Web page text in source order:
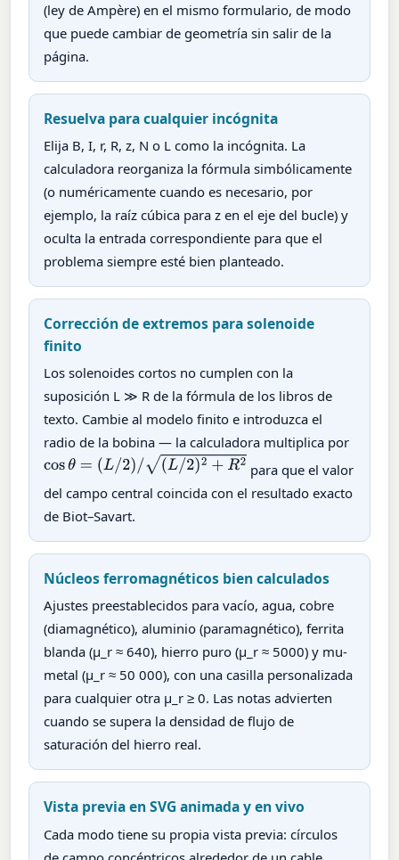
(ley de Ampère) en el mismo formulario, de modo
que puede cambiar de geometría sin salir de la
página.
Resuelva para cualquier incógnita
Elija B, I, r, R, z, N o L como la incógnita. La
calculadora reorganiza la fórmula simbólicamente
(o numéricamente cuando es necesario, por
ejemplo, la raíz cúbica para z en el eje del bucle) y
oculta la entrada correspondiente para que el
problema siempre esté bien planteado.
Corrección de extremos para solenoide
finito
Los solenoides cortos no cumplen con la
suposición L ≫ R de la fórmula de los libros de
texto. Cambie al modelo finito e introduzca el
radio de la bobina — la calculadora multiplica por
cosθ=(L/ 2)/(L/2 )2+R2
para que el valor
del campo central coincida con el resultado exacto
de Biot–Savart.
Núcleos ferromagnéticos bien calculados
Ajustes preestablecidos para vacío, agua, cobre
(diamagnético), aluminio (paramagnético), ferrita
blanda (µ_r ≈ 640), hierro puro (µ_r ≈ 5000) y mu-
metal (µ_r ≈ 50 000), con una casilla personalizada
para cualquier otra µ_r ≥ 0. Las notas advierten
cuando se supera la densidad de flujo de
saturación del hierro real.
Vista previa en SVG animada y en vivo
Cada modo tiene su propia vista previa: círculos